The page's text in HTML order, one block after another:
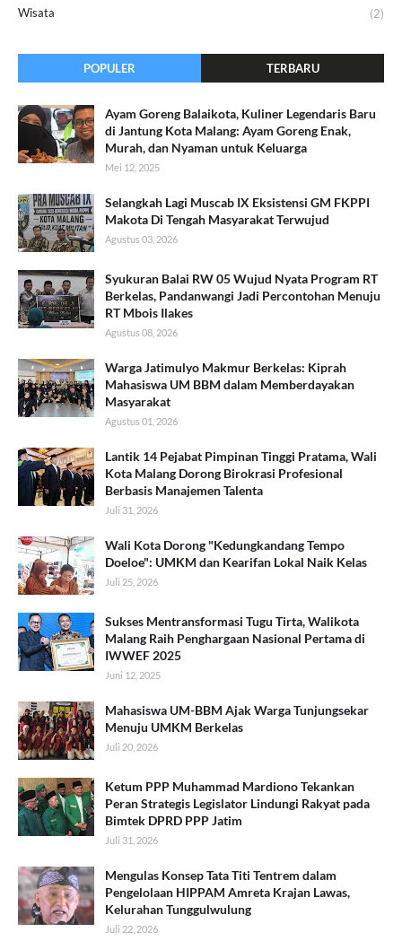
Wisata
(2)
POPULER TERBARU
Ayam Goreng Balaikota, Kuliner Legendaris Baru
di Jantung Kota Malang: Ayam Goreng Enak,
Murah, dan Nyaman untuk Keluarga
Mei 12, 2025
Selangkah Lagi Muscab IX Eksistensi GM FKPPI
Makota Di Tengah Masyarakat Terwujud
Agustus 03, 2026
Syukuran Balai RW 05 Wujud Nyata Program RT
Berkelas, Pandanwangi Jadi Percontohan Menuju
RT Mbois Ilakes
Agustus 08, 2026
Warga Jatimulyo Makmur Berkelas: Kiprah
Mahasiswa UM BBM dalam Memberdayakan
Masyarakat
Agustus 01, 2026
Lantik 14 Pejabat Pimpinan Tinggi Pratama, Wali
Kota Malang Dorong Birokrasi Profesional
Berbasis Manajemen Talenta
Juli 31, 2026
Wali Kota Dorong "Kedungkandang Tempo
Doeloe": UMKM dan Kearifan Lokal Naik Kelas
Juli 25, 2026
Sukses Mentransformasi Tugu Tirta, Walikota
Malang Raih Penghargaan Nasional Pertama di
IWWEF 2025
Juni 12, 2025
Mahasiswa UM-BBM Ajak Warga Tunjungsekar
Menuju UMKM Berkelas
Juli 20, 2026
Ketum PPP Muhammad Mardiono Tekankan
Peran Strategis Legislator Lindungi Rakyat pada
Bimtek DPRD PPP Jatim
Juli 31, 2026
​Mengulas Konsep Tata Titi Tentrem dalam
Pengelolaan HIPPAM Amreta Krajan Lawas,
Kelurahan Tunggulwulung
Juli 22, 2026